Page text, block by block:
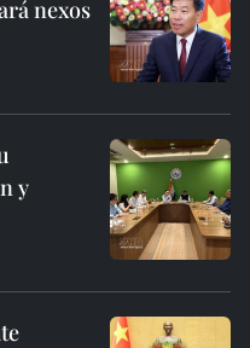
nexos
y